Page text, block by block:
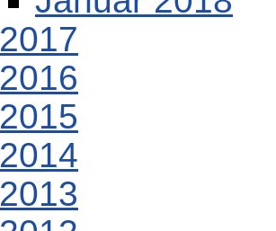
2017
2016
2015
2014
2013